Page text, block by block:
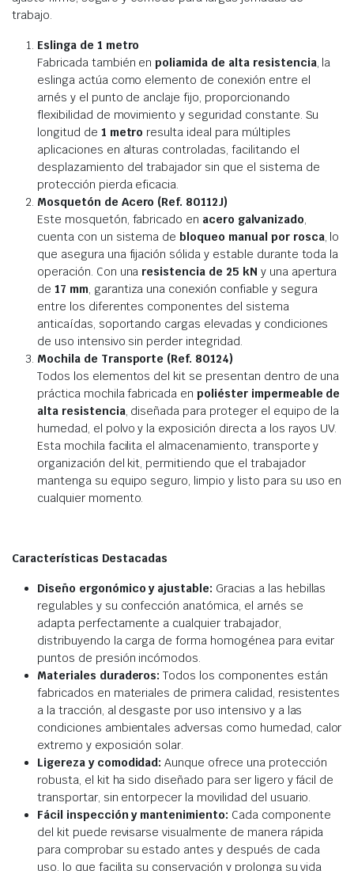
trabajo.
Eslinga de 1 metro
Fabricada también enpoliamida de alta resistencia, la
eslinga actúa como elemento de conexión entre el
arnés y el punto de anclaje fijo, proporcionando
flexibilidad de movimiento y seguridad constante. Su
longitud de 1 metro resulta ideal para múltiples
aplicaciones en alturas controladas, facilitando el
desplazamiento del trabajador sin que el sistema de
protección pierda eficacia.
Mosquetón de Acero (Ref. 80112J)
Este mosquetón, fabricado en acero galvanizado,
cuenta con un sistema debloqueo manual por rosca, lo
que asegura una fijación sólida y estable durante toda la
operación. Con una resistencia de 25 kN y una apertura
de 17 mm, garantiza una conexión confiable y segura
entre los diferentes componentes del sistema
anticaídas, soportando cargas elevadas y condiciones
de uso intensivo sin perder integridad.
Mochila de Transporte (Ref. 80124)
Todos los elementos del kit se presentan dentro de una
práctica mochila fabricada enpoliéster impermeable de
alta resistencia, diseñada para proteger el equipo de la
humedad, el polvo y la exposición directa a los rayos UV.
Esta mochila facilita el almacenamiento, transporte y
organización del kit, permitiendo que el trabajador
mantenga su equipo seguro, limpio y listo para su uso en
cualquier momento.
Características Destacadas
Diseño ergonómico y ajustable: Gracias a las hebillas
regulables y su confección anatómica, el arnés se
adapta perfectamente a cualquier trabajador,
distribuyendo la carga de forma homogénea para evitar
puntos de presión incómodos.
Materiales duraderos: Todos los componentes están
fabricados en materiales de primera calidad, resistentes
a la tracción, al desgaste por uso intensivo y a las
condiciones ambientales adversas como humedad, calor
extremo y exposición solar.
Ligereza y comodidad: Aunque ofrece una protección
robusta, el kit ha sido diseñado para ser ligero y fácil de
transportar, sin entorpecer la movilidad del usuario.
Fácil inspección y mantenimiento: Cada componente
del kit puede revisarse visualmente de manera rápida
para comprobar su estado antes y después de cada
uso, lo que facilita su conservación y prolonga su vida